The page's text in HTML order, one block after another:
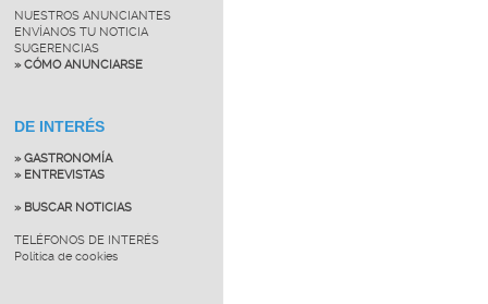
NUESTROS ANUNCIANTES
ENVÍANOS TU NOTICIA
SUGERENCIAS
» CÓMO ANUNCIARSE
DE INTERÉS
» GASTRONOMÍA
» ENTREVISTAS
» BUSCAR NOTICIAS
TELÉFONOS DE INTERÉS
Política de cookies